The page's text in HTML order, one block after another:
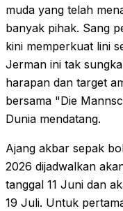
muda yang telah
banyak pihak. Sang
kini memperkuat lini
Jerman ini tak
harapan dan target
bersama "Die
Dunia mendatang.
Ajang akbar sepak
2026 dijadwalkan
tanggal 11 Juni dan
19 Juli. Untuk